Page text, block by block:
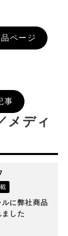
ページ
事
メディ
に弊社商品
した